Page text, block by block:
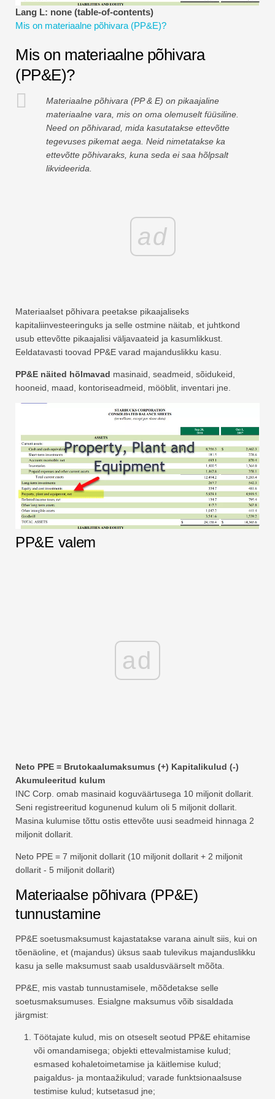
Finantsmodelleerimise õpetused
Lang L: none (table-of-contents)
Mis on materiaalne põhivara (PP&E)?
Mis on materiaalne põhivara
(PP&E)?
Materiaalne põhivara (PP & E) on pikaajaline
materiaalne vara, mis on oma olemuselt füüsiline.
Need on põhivarad, mida kasutatakse ettevõtte
tegevuses pikemat aega. Neid nimetatakse ka
ettevõtte põhivaraks, kuna seda ei saa hõlpsalt
likvideerida.
ad
Materiaalset põhivara peetakse pikaajaliseks
kapitaliinvesteeringuks ja selle ostmine näitab, et juhtkond
usub ettevõtte pikaajalisi väljavaateid ja kasumlikkust.
Eeldatavasti toovad PP&E varad majanduslikku kasu.
PP&E näited hõlmavad masinaid, seadmeid, sõidukeid,
hooneid, maad, kontoriseadmeid, mööblit, inventari jne.
PP&E valem
ad
Neto PPE = Brutokaalumaksumus (+) Kapitalikulud (-)
Akumuleeritud kulum
INC Corp. omab masinaid koguväärtusega 10 miljonit dollarit.
Seni registreeritud kogunenud kulum oli 5 miljonit dollarit.
Masina kulumise tõttu ostis ettevõte uusi seadmeid hinnaga 2
miljonit dollarit.
Neto PPE = 7 miljonit dollarit (10 miljonit dollarit + 2 miljonit
dollarit - 5 miljonit dollarit)
Materiaalse põhivara (PP&E)
tunnustamine
PP&E soetusmaksumust kajastatakse varana ainult siis, kui on
tõenäoline, et (majandus) üksus saab tulevikus majanduslikku
kasu ja selle maksumust saab usaldusväärselt mõõta.
PP&E, mis vastab tunnustamisele, mõõdetakse selle
soetusmaksumuses. Esialgne maksumus võib sisaldada
järgmist:
Töötajate kulud, mis on otseselt seotud PP&E ehitamise
või omandamisega; objekti ettevalmistamise kulud;
esmased kohaletoimetamise ja käitlemise kulud;
paigaldus- ja montaažikulud; varade funktsionaalsuse
testimise kulud; kutsetasud jne;